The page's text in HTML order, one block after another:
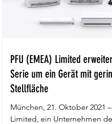
PFU (EMEA) Limited
Serie um ein Gerät mit
Stellfläche
München, 21. Oktober 2021 –
Limited, ein Unternehmen